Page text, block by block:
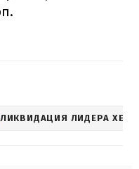
ЛИКВИДАЦИЯ ЛИДЕРА